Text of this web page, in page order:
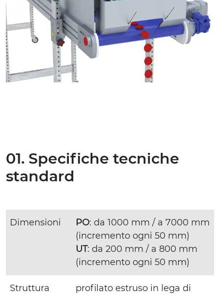
01. Specifiche tecniche
standard
Dimensioni PO: da 1000 mm / a 7000 mm
(incremento ogni 50 mm)
UT: da 200 mm / a 800 mm
(incremento ogni 50 mm)
Struttura
profilato estruso in lega di